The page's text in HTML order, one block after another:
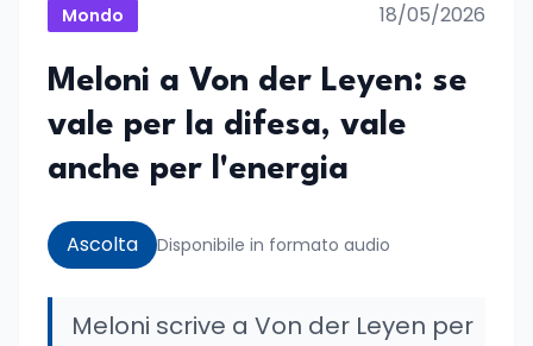
Mondo 18/05/2026
Meloni a Von der Leyen: se
vale per la difesa, vale
anche per l'energia
Ascolta Disponibile in formato audio
Meloni scrive a Von der Leyen per